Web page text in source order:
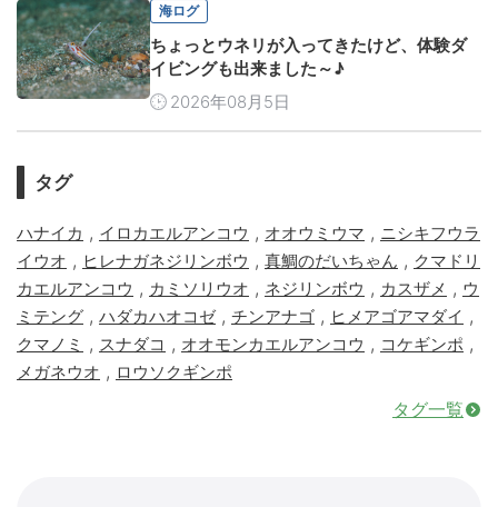
海ログ
ちょっとウネリが入ってきたけど、体験ダ
イビングも出来ました～♪
2026年08月5日
タグ
ハナイカ , イロカエルアンコウ , オオウミウマ , ニシキフウラ
イウオ , ヒレナガネジリンボウ , 真鯛のだいちゃん , クマドリ
カエルアンコウ , カミソリウオ , ネジリンボウ , カスザメ , ウ
ミテング , ハダカハオコゼ, チンアナゴ , ヒメアゴアマダイ ,
クマノミ , スナダコ , オオモンカエルアンコウ , コケギンポ ,
メガネウオ , ロウソクギンポ
タグ一覧